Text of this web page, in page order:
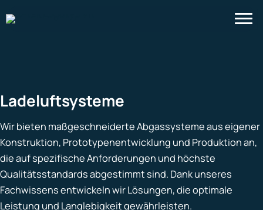
Inhalt
Ladeluftsysteme
Wir bieten maßgeschneiderte Abgassysteme aus eigener
Konstruktion, Prototypenentwicklung und Produktion an,
die auf spezifische Anforderungen und höchste
Qualitätsstandards abgestimmt sind. Dank unseres
Fachwissens entwickeln wir Lösungen, die optimale
Leistung und Langlebigkeit gewährleisten.